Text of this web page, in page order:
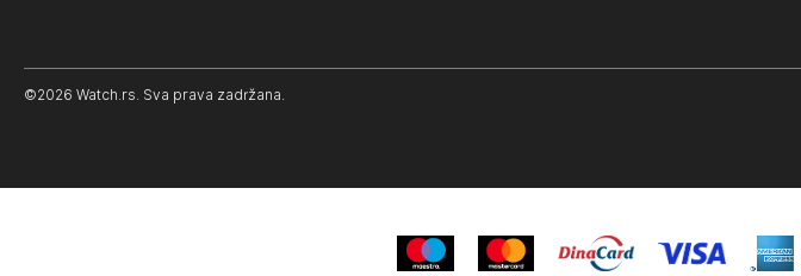
©2026 Watch.rs. Sva prava zadržana.